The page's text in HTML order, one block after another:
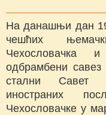
На данашњи дан
чешћих
Чехословачка и
одбрамбени савез
стални Савет
иностраних
Чехословачке у